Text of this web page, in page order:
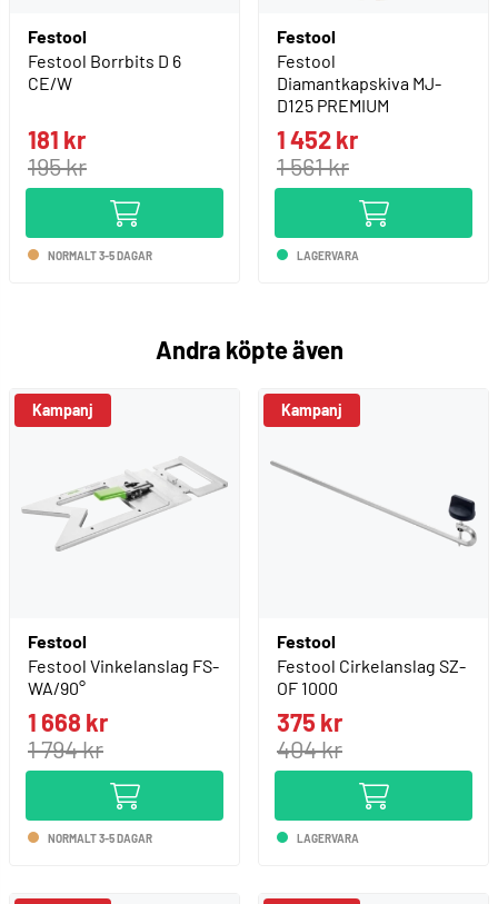
Festool
Festool Borrbits D 6
CE/W
181 kr
195 kr
NORMALT 3-5 DAGAR
Festool
Festool
Diamantkapskiva MJ-
D125 PREMIUM
1 452 kr
1 561 kr
LAGERVARA
Andra köpte även
Kampanj
Festool
Festool Vinkelanslag FS-
WA/90°
1 668 kr
1 794 kr
NORMALT 3-5 DAGAR
Kampanj
Festool
Festool Cirkelanslag SZ-
OF 1000
375 kr
404 kr
LAGERVARA